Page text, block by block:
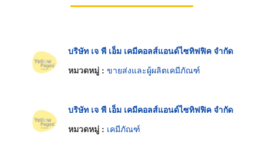
บริษัท เจ พี เอ็ม เคมีคอลส์แอนด์ไซทิฟฟิค จำกัด
หมวดหมู่ : ขายส่งและผู้ผลิตเคมีภัณฑ์
บริษัท เจ พี เอ็ม เคมีคอลส์แอนด์ไซทิฟฟิค จำกัด
หมวดหมู่ : เคมีภัณฑ์